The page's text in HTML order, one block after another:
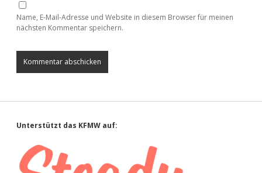
Name, E-Mail-Adresse und Website in diesem Browser für meinen
nächsten Kommentar speichern.
Sidebar
Unterstützt das KFMW auf: